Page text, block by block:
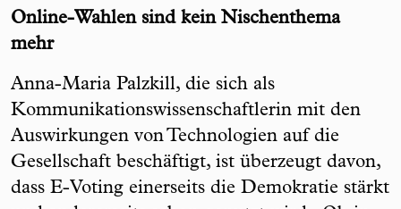
Online-Wahlen sind kein Nischenthema
mehr
Anna-Maria Palzkill, die sich als
Kommunikationswissenschaftlerin mit den
Auswirkungen von Technologien auf die
Gesellschaft beschäftigt, ist überzeugt davon,
dass E-Voting einerseits die Demokratie stärkt